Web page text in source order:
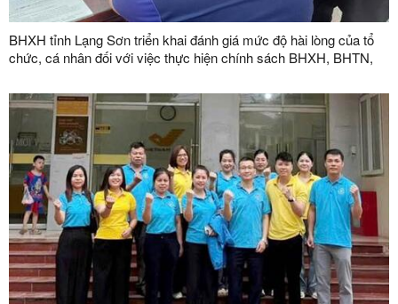
BHXH tỉnh Lạng Sơn triển khai đánh giá mức độ hài lòng của tổ
chức, cá nhân đối với việc thực hiện chính sách BHXH, BHTN,